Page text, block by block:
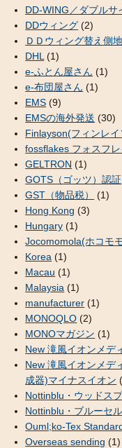
DD-WING／ダブルサ
DDウィング (2)
ＤＤウィング替え側地
DHL (1)
e-ふとん屋さん (1)
e-布団屋さん (1)
EMS (9)
EMSの海外発送 (30)
Finlayson(フィンレ
fossflakes フォスフレ
GELTRON (1)
GOTS（ゴッツ）認証
GST（物品税）
(1)
Hong Kong (3)
Hungary (1)
Jocomomola(ホコモ
Korea (1)
Macau (1)
Malaysia (1)
manufacturer (1)
MONOQLO (2)
MONOマガジン (1)
New 滝風イオンメデ
New 滝風イオンメデ
成器)マイナスイオン
Nottinblu・ウッドス
Nottinblu・ブルーセ
Ouml;ko-Tex
Overseas sending (1)